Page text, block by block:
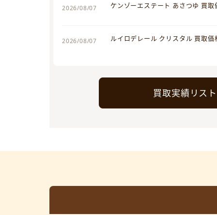
2026/08/07 ケンゾーエステート あさつゆ 買
2026/08/07 ルイロデレール クリスタル 買取
買取実績リスト